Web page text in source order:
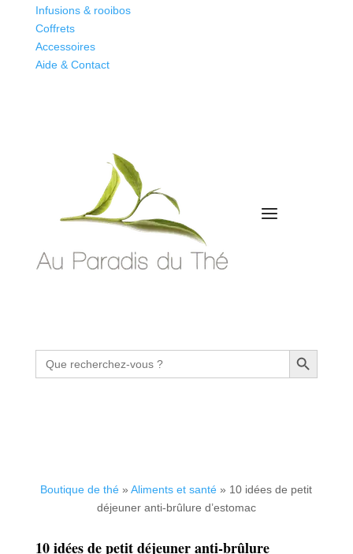
Infusions & rooibos
Coffrets
Accessoires
Aide & Contact
Search
for:
Search Button
Boutique de thé »Aliments et santé » 10 idées de petit
déjeuner anti-brûlure d’estomac
10 idées de petit déjeuner anti-brûlure